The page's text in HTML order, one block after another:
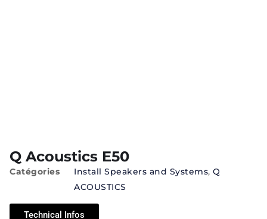
Q Acoustics E50
Catégories Install Speakers and Systems, Q
ACOUSTICS
Technical Infos